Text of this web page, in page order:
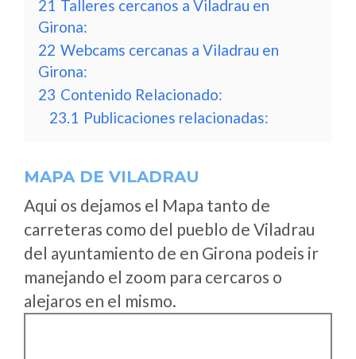
21 Talleres cercanos a Viladrau en
Girona:
22 Webcams cercanas a Viladrau en
Girona:
23 Contenido Relacionado:
23.1 Publicaciones relacionadas:
MAPA DE VILADRAU
Aqui os dejamos el Mapa tanto de
carreteras como del pueblo de Viladrau
del ayuntamiento de en Girona podeis ir
manejando el zoom para cercaros o
alejaros en el mismo.